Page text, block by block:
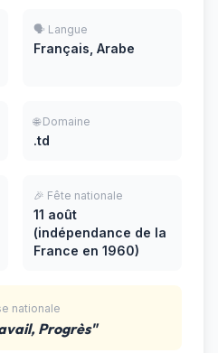
🗣️ Langue
Français, Arabe
🌐 Domaine
.td
🎉 Fête nationale
11 août
(indépendance de la
France en 1960)
nationale
Progrès"